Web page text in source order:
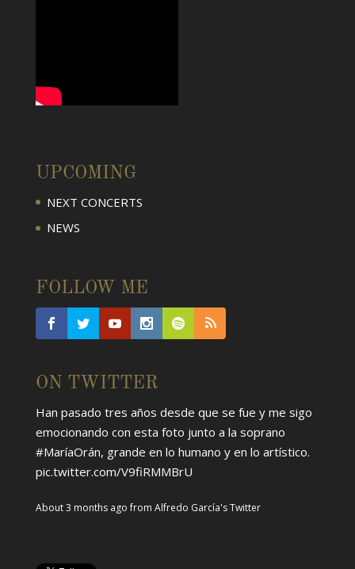
UPCOMING
NEXT CONCERTS
NEWS
FOLLOW ME
ON TWITTER
Han pasado tres años desde que se fue y me sigo
emocionando con esta foto junto a la soprano
#MaríaOrán, grande en lo humano y en lo artístico.
pic.twitter.com/V9fiRMMBrU
About 3 months agofrom Alfredo García's Twitter